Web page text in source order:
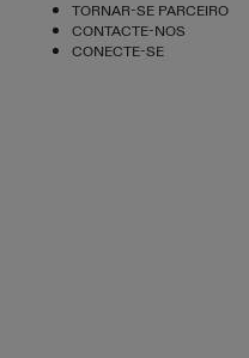
TORNAR-SE PARCEIRO
CONTACTE-NOS
CONECTE-SE